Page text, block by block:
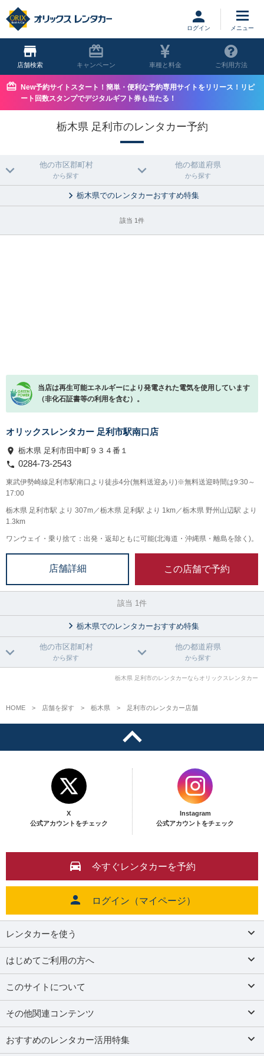
ログイン
店舗 キャンペーン 車種と料金 ご利用方法
New予約サイトスタート！簡単・便利な予約専用サイトをリリース！リピ
ート回数スタンプでデジタルギフト券も当たる！
栃木県 足利市のレンタカー予約
他の市区郡町村
から探す
他の都道府県
から探す
栃木県でのレンタカーおすすめ特集
該当 1件
当店は再生可能エネルギーにより発電された電気を使用しています
（非化石証書等の利用を含む）。
オリックスレンタカー 足利市駅南口店
栃木県 足利市田中町９３４番１
0284-73-2543
東武伊勢崎線足利市駅南口より徒歩4分(無料送迎あり)※無料送迎時間は9:30～
17:00
栃木県 足利市駅 より 307m／栃木県 足利駅 より 1km／栃木県 野州山辺駅 より
1.3km
ワンウェイ・乗り捨て：出発・返却ともに可能(北海道・沖縄県・離島を除く)。
店舗詳細 この店舗で予約
該当 1件
栃木県でのレンタカーおすすめ特集
他の市区郡町村
から探す
他の都道府県
から探す
栃木県 足利市のレンタカーならオリックスレンタカー
HOME 店舗を探す 栃木県 足利市のレンタカー店舗
X
公式アカウントをチェック
Instagram
公式アカウントをチェック
今すぐレンタカーを予約
ログイン（マイページ）
レンタカーを使う
はじめてご利用の方へ
このサイトについて
その他関連コンテンツ
おすすめのレンタカー活用特集